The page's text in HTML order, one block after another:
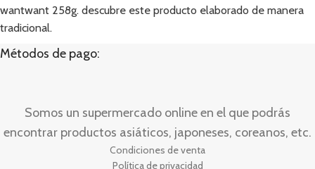
wantwant 258g. descubre este producto elaborado de manera
tradicional.
Métodos de pago:
Somos un supermercado online en el que podrás
encontrar productos asiáticos, japoneses, coreanos, etc.
Condiciones de venta
Política de privacidad